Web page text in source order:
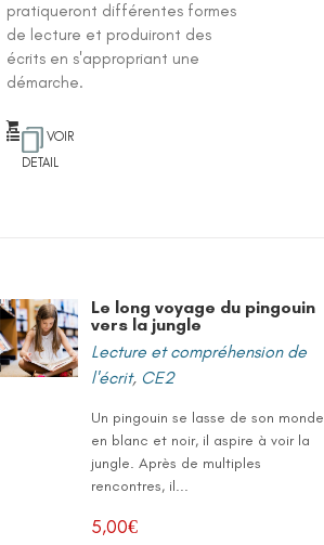
pratiqueront différentes formes
de lecture et produiront des
écrits en s'appropriant une
démarche.
VOIR
DETAIL
Le long voyage du pingouin
vers la jungle
Lecture et compréhension de
l'écrit, CE2
Un pingouin se lasse de son monde
en blanc et noir, il aspire à voir la
jungle. Après de multiples
rencontres, il...
5,00€